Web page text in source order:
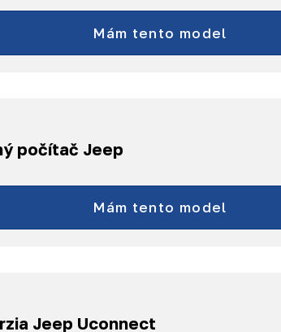
Grand Cherokee (WK2) - r.v. 2008-2013
Cherokee (KK) - r.v. 2008-2013
Wrangler (JK) - r.v. 2012-2016
Mám tento model
počítač Jeep
Grand Cherokee
a ďalšie...
Mám tento model
Jeep Uconnect